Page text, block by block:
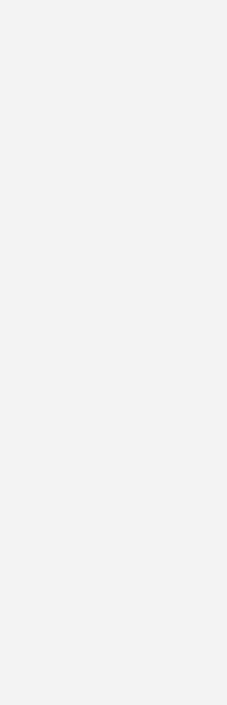
erhalten Sie regelmäßig von uns
und Neuigkeiten, gebündelt und
Newsletter bin ich damit einverstanden, über
Angebote
KG
widerrufen und eine Abmeldung ist
zum Umgang mit Daten finden Sie
und Prognose aus